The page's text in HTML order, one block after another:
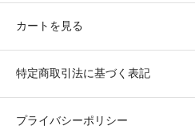
カートを見る
特定商取引法に基づく表記
プライバシーポリシー